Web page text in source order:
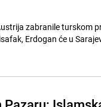
zabranile turskom
Erdogan će u